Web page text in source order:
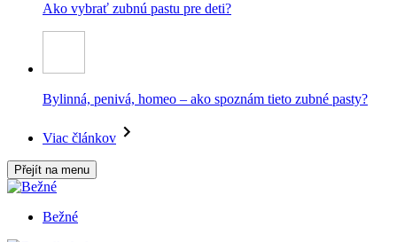
Ako vybrať zubnú pastu pre deti?
Bylinná, penivá, homeo – ako spoznám tieto zubné pasty?
Viac článkov
Přejít na menu
Bežné